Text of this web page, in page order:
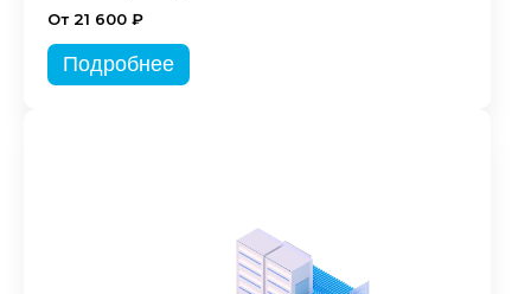
От 21 600 ₽
Подробнее